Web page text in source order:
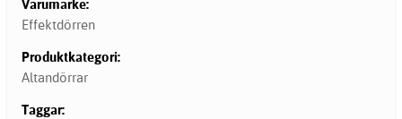
Varumärke:
Effektdörren
Produktkategori:
Altandörrar
Taggar: